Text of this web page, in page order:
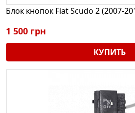
Блок кнопок Fiat Scudo 2 (2007-
1 500 грн
КУПИТЬ